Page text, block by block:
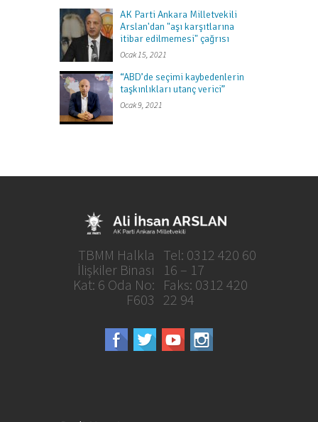
AK Parti Ankara Milletvekili
Arslan'dan "aşı karşıtlarına
itibar edilmemesi" çağrısı
Ocak 15, 2021
“ABD’de seçimi kaybedenlerin
taşkınlıkları utanç verici”
Ocak 9, 2021
Tel: 0312 420 60
16 – 17
Faks: 0312 420
22 94
TBMM Halkla
İlişkiler Binası
Kat: 6 Oda No:
F603